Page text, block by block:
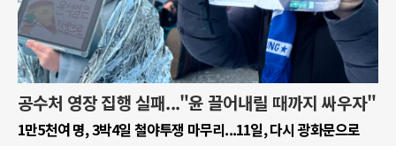
공수처 영장 집행 실패..."윤 끌어내릴 때까지 싸우자"
1만5천여 명, 3박4일 철야투쟁 마무리...11일, 다시 광화문으로